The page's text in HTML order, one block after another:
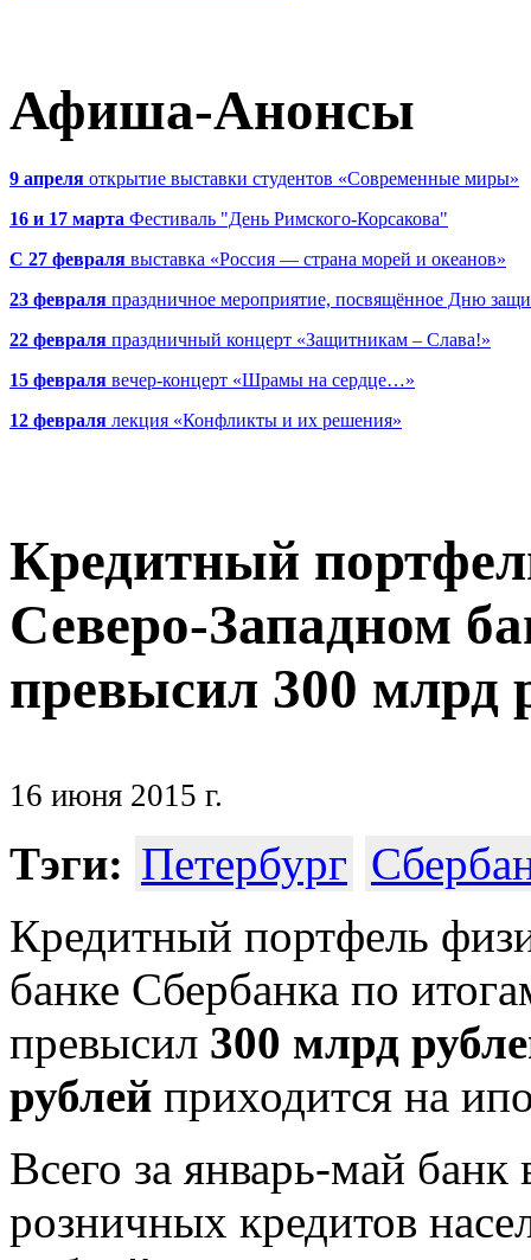
Афиша-Анонсы
9 апреля открытие выставки студентов «Современные миры»
16 и 17 марта Фестиваль "День Римского-Корсакова"
С 27 февраля выставка «Россия — страна морей и океанов»
23 февраля праздничное мероприятие, посвящённое Дню
22 февраля праздничный концерт «Защитникам – Слава!»
15 февраля вечер-концерт «Шрамы на сердце…»
12 февраля лекция «Конфликты и их решения»
Кредитный
Северо-Западном
превысил 300 млрд
16 июня 2015 г.
Тэги: Петербург
Кредитный портфель
банке Сбербанка по
превысил 300 млрд
рублей приходится на
Всего за январь-май
розничных кредитов